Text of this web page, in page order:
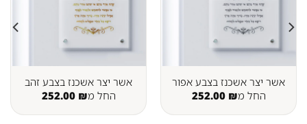
אשר יצר אשכנז בצבע אפור
החל מ
252.00 ₪
אשר יצר אשכנז בצבע זהב
החל מ
252.00 ₪